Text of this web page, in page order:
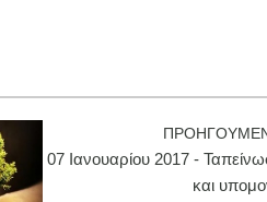
07 Ιανουαρίου 2017 -
και